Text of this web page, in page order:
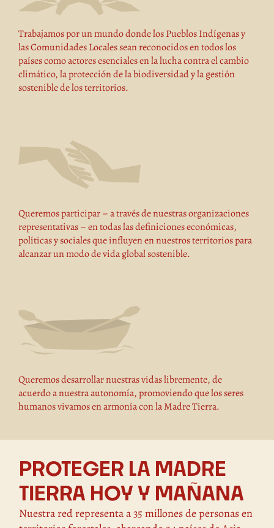
Trabajamos por un mundo donde los Pueblos Indígenas y
las Comunidades Locales sean reconocidos en todos los
países como actores esenciales en la lucha contra el cambio
climático, la protección de la biodiversidad y la gestión
sostenible de los territorios.
Queremos participar – a través de nuestras organizaciones
representativas – en todas las definiciones económicas,
políticas y sociales que influyen en nuestros territorios para
alcanzar un modo de vida global sostenible.
Queremos desarrollar nuestras vidas libremente, de
acuerdo a nuestra autonomía, promoviendo que los seres
humanos vivamos en armonía con la Madre Tierra.
PROTEGER LA MADRE
TIERRA HOY Y MAÑANA
Nuestra red representa a 35 millones de personas en